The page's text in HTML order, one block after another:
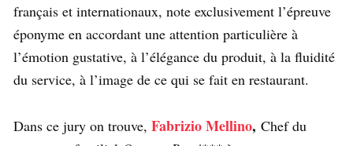
français et internationaux, note exclusivement l’épreuve
éponyme en accordant une attention particulière à
l’émotion gustative, à l’élégance du produit, à la fluidité
du service, à l’image de ce qui se fait en restaurant.
Dans ce jury on trouve, Fabrizio Mellino, Chef du